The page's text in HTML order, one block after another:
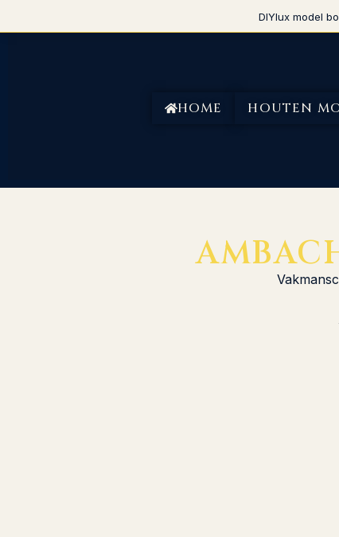
DIYlux model
HOME HOUTEN